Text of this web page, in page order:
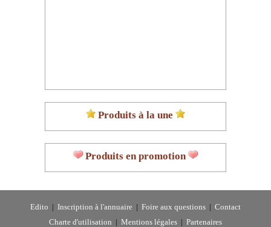
Produits à la une
Produits en promotion
Edito Inscription à l'annuaire Foire aux questions
Contact
Charte d'utilisation
Mentions légales Partenaires